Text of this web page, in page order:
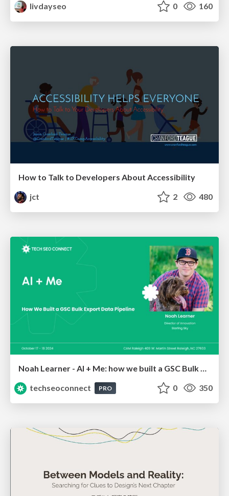
livdayseo
0 160
How to Talk to Developers About Accessibility
jct
2 480
techseoconnect
PRO 0 350